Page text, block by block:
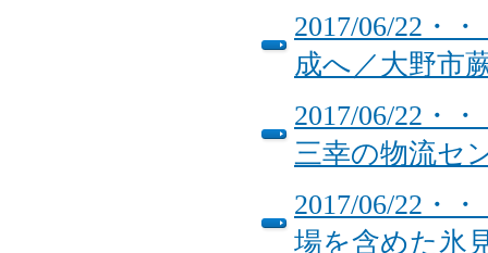
2017/06/22・
成へ／大野市
2017/06/22・
三幸の物流セ
2017/06/22・
場を含めた氷